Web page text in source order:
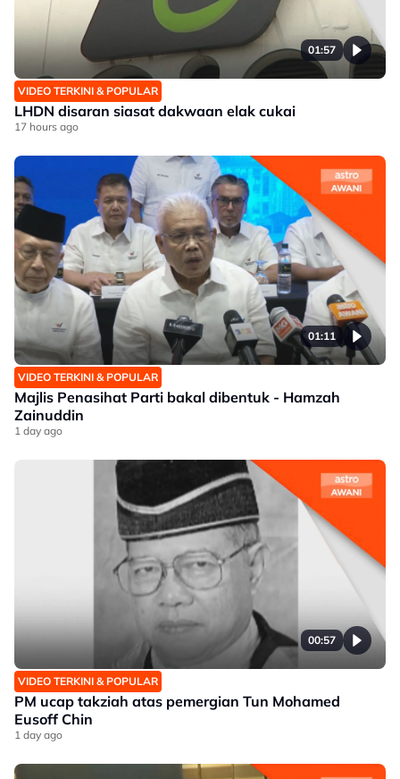
01:57
VIDEO TERKINI & POPULAR
LHDN disaran siasat dakwaan elak cukai
17 hours ago
01:11
VIDEO TERKINI & POPULAR
Majlis Penasihat Parti bakal dibentuk - Hamzah
Zainuddin
1 day ago
00:57
VIDEO TERKINI & POPULAR
PM ucap takziah atas pemergian Tun Mohamed
Eusoff Chin
1 day ago